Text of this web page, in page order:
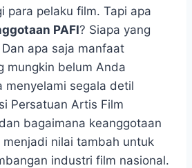
para pelaku film. Tapi apa
PAFI? Siapa yang
apa saja manfaat
mungkin belum Anda
menyelami segala detil
Persatuan Artis Film
bagaimana keanggotaan
nilai tambah untuk
industri film nasional.